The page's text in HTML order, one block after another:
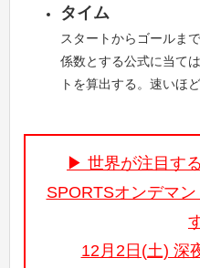
タイム
スタートからゴールま
係数とする公式に当て
トを算出する。速いほ
世界が注目す
SPORTSオンデマ
12月2日(土) 深